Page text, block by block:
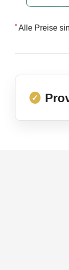
* Alle Preise
✓